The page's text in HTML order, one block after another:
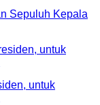
Sepuluh Kepala
untuk